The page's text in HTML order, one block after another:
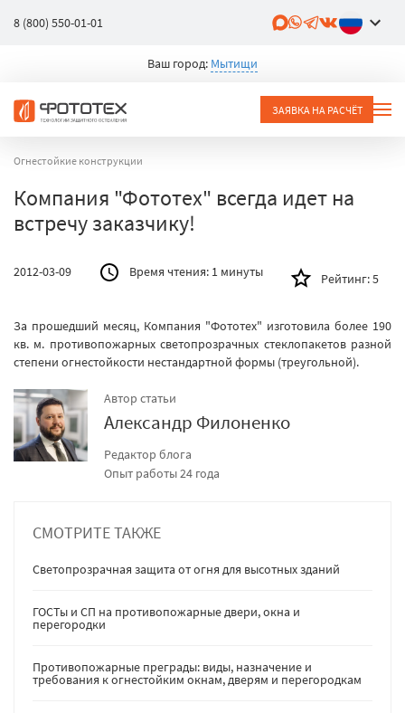
8 (800) 550-01-01
Ваш город: Мытищи
ЗАЯВКА НА РАСЧЁТ
Огнестойкие конструкции
Компания "Фототех" всегда идет на
встречу заказчику!
2012-03-09 Время чтения: 1 минуты Рейтинг:5
За прошедший месяц, Компания "Фототех" изготовила более 190
кв. м. противопожарных светопрозрачных стеклопакетов разной
степени огнестойкости нестандартной формы (треугольной).
Автор статьи
Александр Филоненко
Редактор блога
Опыт работы 24 года
СМОТРИТЕ ТАКЖЕ
Светопрозрачная защита от огня для высотных зданий
ГОСТы и СП на противопожарные двери, окна и
перегородки
Противопожарные преграды: виды, назначение и
требования к огнестойким окнам, дверям и перегородкам